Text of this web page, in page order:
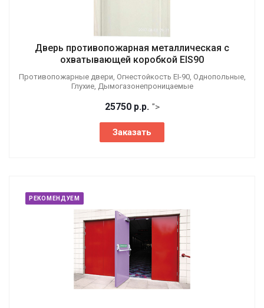
Дверь противопожарная металлическая с
охватывающей коробкой EIS90
Противопожарные двери, Огнестойкость EI-90, Однопольные,
Глухие, Дымогазонепроницаемые
25750 р.р. ">
Заказать
РЕКОМЕНДУЕМ